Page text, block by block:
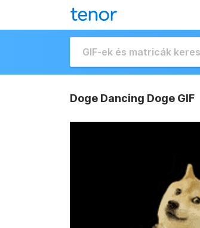
Doge Dancing Doge GIF